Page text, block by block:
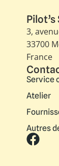
3,
33700
France
Service
Atelier
Autres